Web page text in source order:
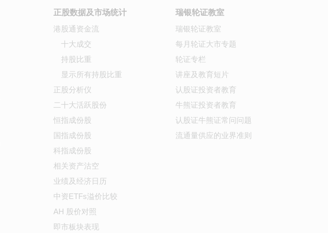
正股数据及市场统计
港股通资金流
十大成交
持股比重
显示所有持股比重
正股分析仪
二十大活跃股份
恒指成份股
国指成份股
科指成份股
相关资产沽空
业绩及经济日历
中资ETFs溢价比较
AH 股价对照
即市板块表现
瑞银轮证教室
瑞银轮证教室
每月轮证大市专题
轮证专栏
讲座及教育短片
认股证投资者教育
牛熊证投资者教育
认股证牛熊证常问问题
流通量供应的业界准则